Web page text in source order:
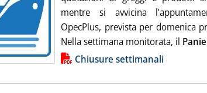
mentre si avvicina
OpecPlus, prevista per domenica
Nella settimana monitorata, il
PDF alla notiziaChiusure settimanali